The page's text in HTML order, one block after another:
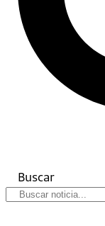
Buscar